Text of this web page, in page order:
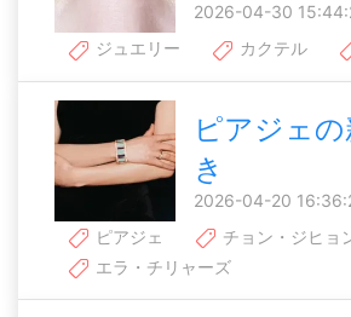
2026-04-30
ジュエリー
カクテル
ピアジェ
き
2026-04-20
ピアジェ
チョン・ジヒョ
エラ・チリャーズ